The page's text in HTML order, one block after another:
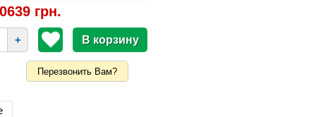
грн.
+
Перезвонить Вам?